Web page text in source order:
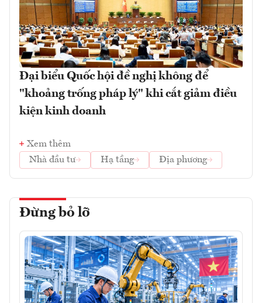
Đại biểu Quốc hội đề nghị không để
"khoảng trống pháp lý" khi cắt giảm điều
kiện kinh doanh
Xem thêm
Nhà đầu tư
Hạ tầng Địa phương
Đừng bỏ lỡ